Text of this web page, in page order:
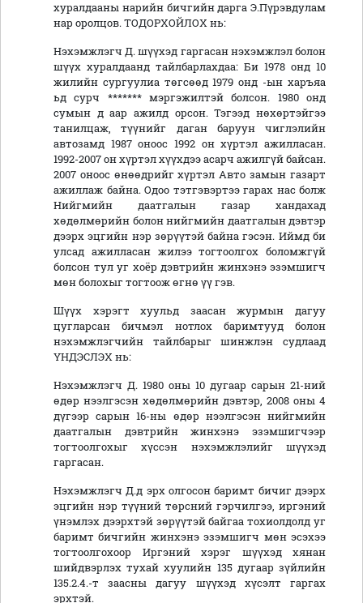
хуралдааны нарийн бичгийн дарга Э.Пүрэвдулам
нар оролцов. ТОДОРХОЙЛОХ нь:
Нэхэмжлэгч Д. шүүхэд гаргасан нэхэмжлэл болон
шүүх хуралдаанд тайлбарлахдаа: Би 1978 онд 10
жилийн сургуулиа төгсөөд 1979 онд -ын харъяа
ьд сурч ******* мэргэжилтэй болсон. 1980 онд
сумын д аар ажилд орсон. Тэгээд нөхөртэйгээ
танилцаж, түүнийг даган баруун чиглэлийн
автозамд 1987 оноос 1992 он хүртэл ажилласан.
1992-2007 он хүртэл хүүхдээ асарч ажилгүй байсан.
2007 оноос өнөөдрийг хүртэл Авто замын газарт
ажиллаж байна. Одоо тэтгэвэртээ гарах нас болж
Нийгмийн даатгалын газар хандахад
хөдөлмөрийн болон нийгмийн даатгалын дэвтэр
дээрх эцгийн нэр зөрүүтэй байна гэсэн. Иймд би
улсад ажилласан жилээ тогтоолгох боломжгүй
болсон тул уг хоёр дэвтрийн жинхэнэ эзэмшигч
мөн болохыг тогтоож өгнө үү гэв.
Шүүх хэрэгт хуульд заасан журмын дагуу
цугларсан бичмэл нотлох баримтууд болон
нэхэмжлэгчийн тайлбарыг шинжлэн судлаад
ҮНДЭСЛЭХ нь:
Нэхэмжлэгч Д. 1980 оны 10 дугаар сарын 21-ний
өдөр нээлгэсэн хөдөлмөрийн дэвтэр, 2008 оны 4
дүгээр сарын 16-ны өдөр нээлгэсэн нийгмийн
даатгалын дэвтрийн жинхэнэ эзэмшигчээр
тогтоолгохыг хүссэн нэхэмжлэлийг шүүхэд
гаргасан.
Нэхэмжлэгч Д.д эрх олгосон баримт бичиг дээрх
эцгийн нэр түүний төрсний гэрчилгээ, иргэний
үнэмлэх дээрхтэй зөрүүтэй байгаа тохиолдолд уг
баримт бичгийн жинхэнэ эзэмшигч мөн эсэхээ
тогтоолгохоор Иргэний хэрэг шүүхэд хянан
шийдвэрлэх тухай хуулийн 135 дугаар зүйлийн
135.2.4.-т заасны дагуу шүүхэд хүсэлт гаргах
эрхтэй.